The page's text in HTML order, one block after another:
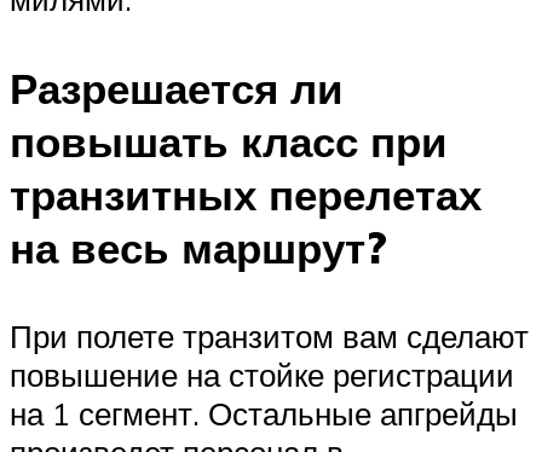
Разрешается ли
повышать класс при
транзитных перелетах
на весь маршрут?
При полете транзитом вам сделают
повышение на стойке регистрации
на 1 сегмент. Остальные апгрейды